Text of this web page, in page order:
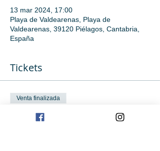
13 mar 2024, 17:00
Playa de Valdearenas, Playa de
Valdearenas, 39120 Piélagos, Cantabria,
España
Tickets
Venta finalizada
Tipo de entrada